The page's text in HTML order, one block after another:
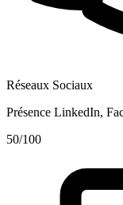
Réseaux Sociaux
Présence LinkedIn,
50/100